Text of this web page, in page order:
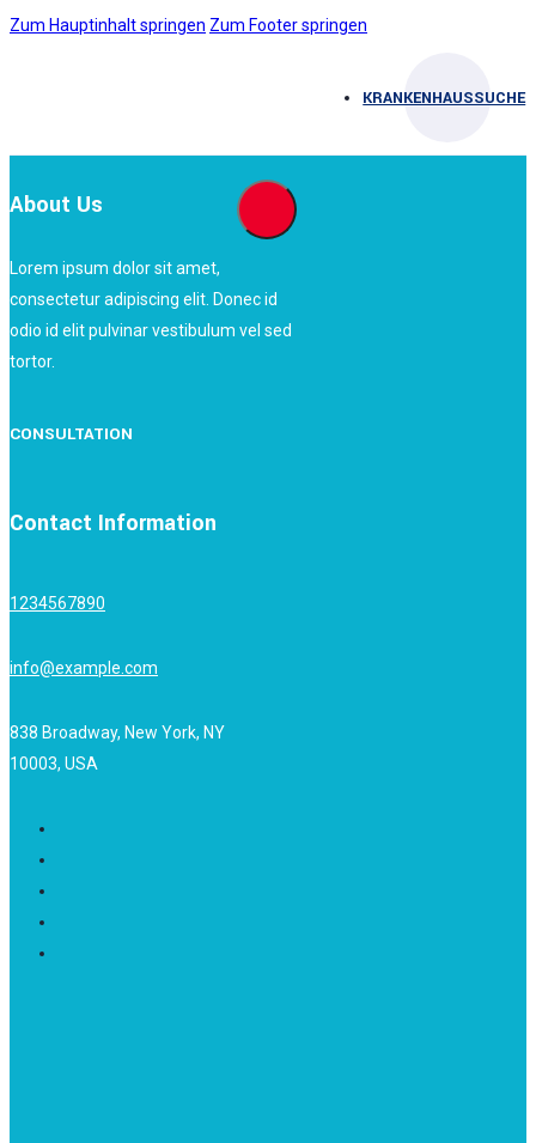
Zum Hauptinhalt springen Zum Footer springen
KRANKENHAUSSUCHE
About Us
Lorem ipsum dolor sit amet,
consectetur adipiscing elit. Donec id
odio id elit pulvinar vestibulum vel sed
tortor.
CONSULTATION
Contact Information
1234567890
info@example.com
838 Broadway, New York, NY
10003, USA